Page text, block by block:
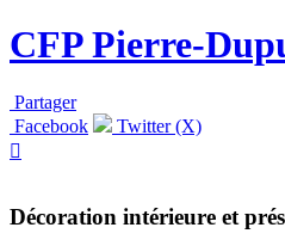
CFP Pierre-
Partager
Facebook
Twitter (X)

Décoration intérieure et